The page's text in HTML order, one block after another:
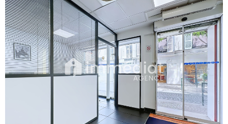
voir le
bien